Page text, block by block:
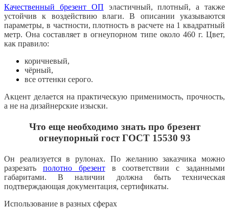
Качественный брезент ОП эластичный, плотный, а также
устойчив к воздействию влаги. В описании указываются
параметры, в частности, плотность в расчете на 1 квадратный
метр. Она составляет в огнеупорном типе около 460 г. Цвет,
как правило:
коричневый,
чёрный,
все оттенки серого.
Акцент делается на практическую применимость, прочность,
а не на дизайнерские изыски.
Что еще необходимо знать про брезент
огнеупорный гост ГОСТ 15530 93
Он реализуется в рулонах. По желанию заказчика можно
разрезать полотно брезентв соответствии с заданными
габаритами. В наличии должна быть техническая
подтверждающая документация, сертификаты.
Использование в разных сферах